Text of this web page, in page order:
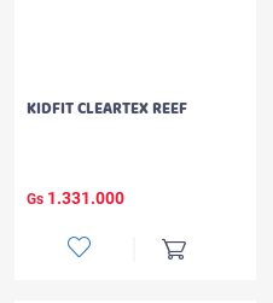
KIDFIT CLEARTEX REEF
Gs 1.331.000